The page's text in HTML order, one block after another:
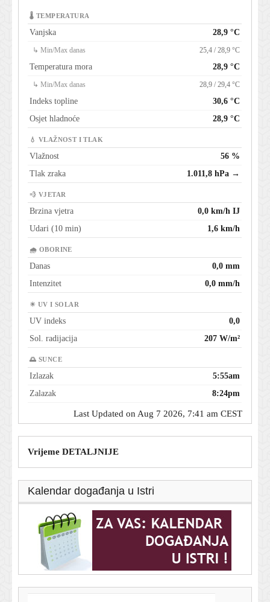
🌡 TEMPERATURA
Vanjska 28,9 °C
↳ Min/Max danas 25,4 / 28,9 °C
Temperatura mora 28,9 °C
↳ Min/Max danas 28,9 / 29,4 °C
Indeks topline
30,6 °C
Osjet hladnoće
28,9 °C
💧 VLAŽNOST I TLAK
Vlažnost
56 %
Tlak zraka
1.011,8 hPa →
💨 VJETAR
Brzina vjetra
0,0 km/h IJ
Udari (10 min)
1,6 km/h
🌧 OBORINE
Danas
0,0 mm
Intenzitet
0,0 mm/h
☀ UV I SOLAR
UV indeks
0,0
Sol. radijacija
207 W/m²
🌅 SUNCE
Izlazak
5:55am
Zalazak
8:24pm
Last Updated on Aug 7 2026, 7:41 am CEST
Vrijeme DETALJNIJE
Kalendar događanja u Istri
T-portal.hr